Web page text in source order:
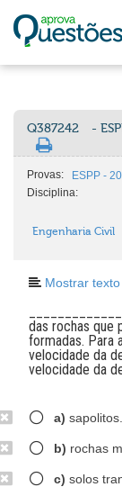
Q387242 -
Provas:
ESPP -
Disciplina:
Engenharia Civil
Mostrar
das rochas que
formadas. Para
velocidade da
velocidade da
a) sapolitos.
b) rochas
c) solos